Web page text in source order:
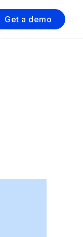
Get a demo